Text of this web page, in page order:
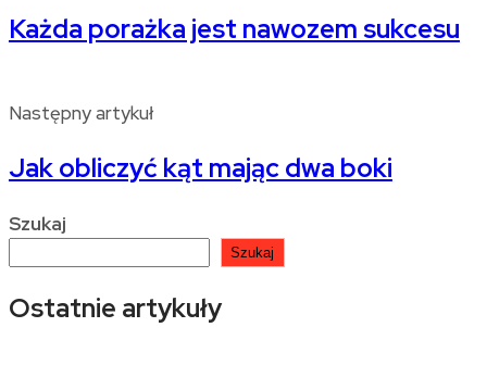
Każda porażka jest nawozem sukcesu
Następny artykuł
Jak obliczyć kąt mając dwa boki
Szukaj
Szukaj
Ostatnie artykuły